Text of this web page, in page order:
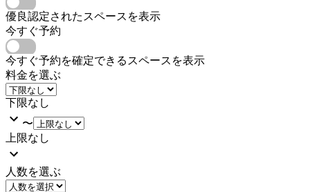
優良認定されたスペースを表示
今すぐ予約
今すぐ予約を確定できるスペースを表示
料金を選ぶ
下限なし
〜
上限なし
人数を選ぶ